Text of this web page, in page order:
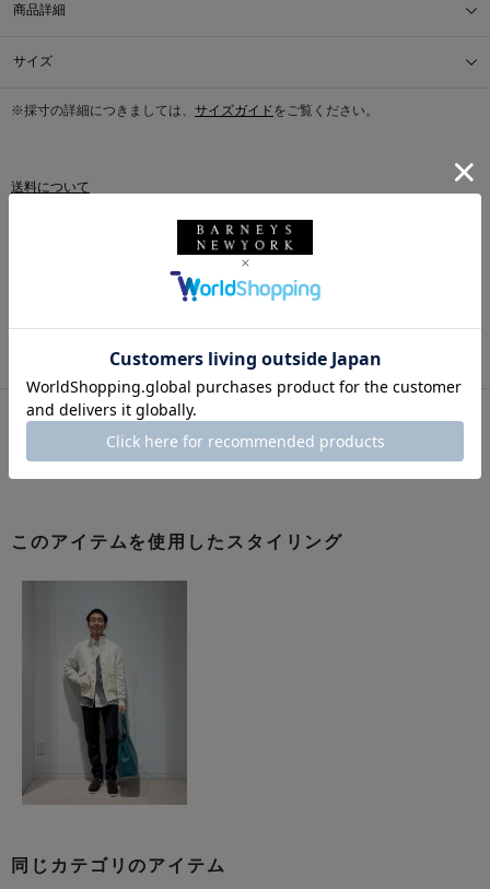
商品詳細
サイズ
※採寸の詳細につきましては、 サイズガイドをご覧ください。
送料について
このアイテムをシェアする
このアイテムを使用したスタイリング
同じカテゴリのアイテム